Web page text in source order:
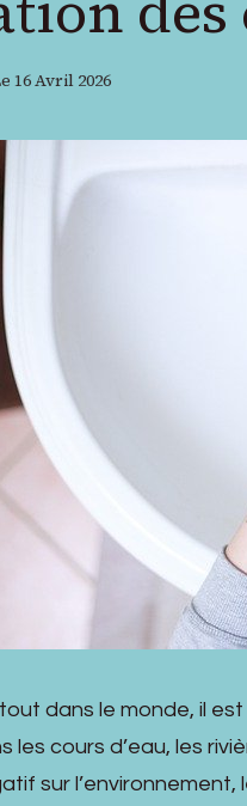
16 Avril 2026
dans le monde, il
les cours d’eau, les
sur l’environnement,